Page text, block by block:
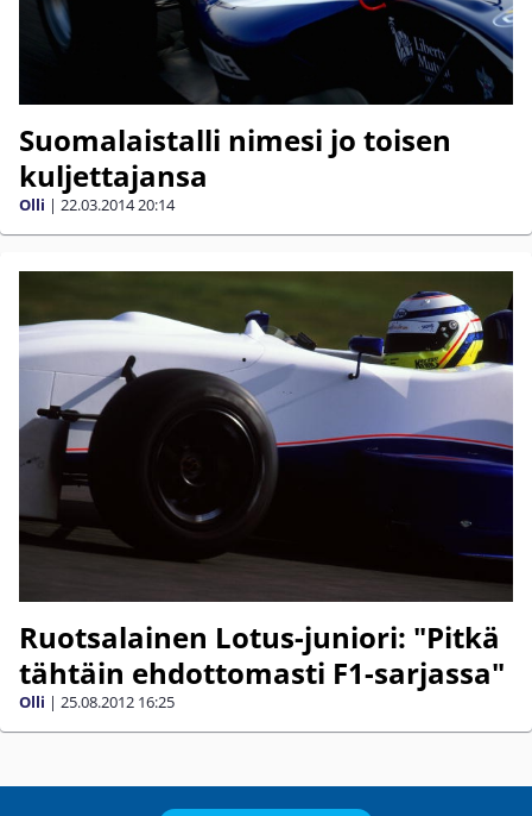
Suomalaistalli nimesi jo toisen
kuljettajansa
Olli | 22.03.201420:14
Ruotsalainen Lotus-juniori: "Pitkä
tähtäin ehdottomasti F1-sarjassa"
Olli | 25.08.2012 16:25